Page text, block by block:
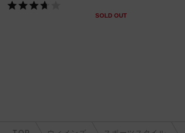
SOLD OUT